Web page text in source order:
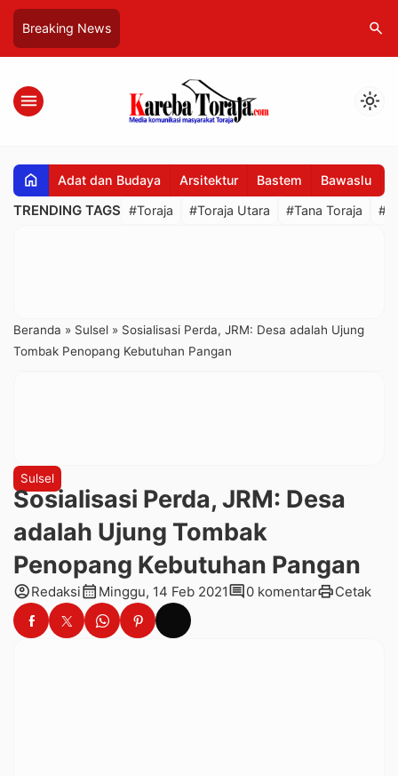
Breaking News search
menu light_mode
home Adat dan Budaya Arsitektur Bastem Bawaslu
TRENDING TAGS #Toraja #Toraja Utara #Tana Toraja
Beranda » Sulsel » Sosialisasi Perda, JRM: Desa adalah Ujung
Tombak Penopang Kebutuhan Pangan
Sulsel
Sosialisasi Perda, JRM: Desa
adalah Ujung Tombak
Penopang Kebutuhan Pangan
account_circleRedaksicalendar_month Minggu, 14 Feb 2021comment0 komentarprintCetak